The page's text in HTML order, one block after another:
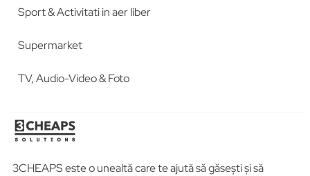
Sport & Activitati in aer liber
Supermarket
TV, Audio-Video & Foto
3CHEAPS este o unealtă care te ajută să găsești și să